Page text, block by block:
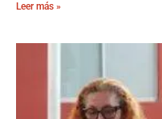
Leer más »